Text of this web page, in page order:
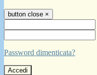
button close ×
Password dimenticata?